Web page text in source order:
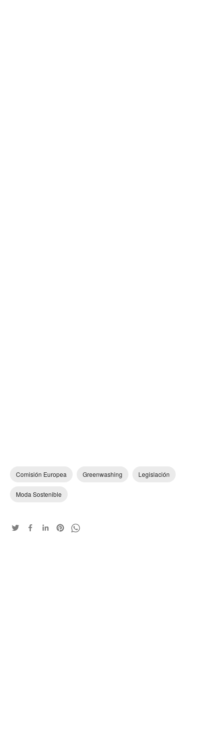
Comisión Europea Greenwashing Legislación
Moda Sostenible